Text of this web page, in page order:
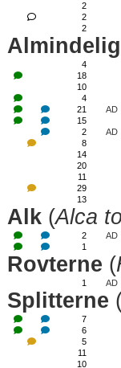
2
2
2
4
18
10
4
21
AD
15
2
AD
8
14
20
11
29
13
Alk (Alca
2 AD
1
Rovterne (
1 AD
Splitterne
7
6
5
11
10